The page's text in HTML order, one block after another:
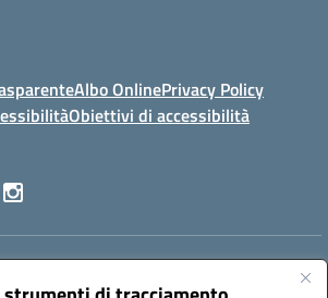
Albo OnlinePrivacy Policy
Obiettivi di accessibilità
Salemi - 0924534879 Partanna